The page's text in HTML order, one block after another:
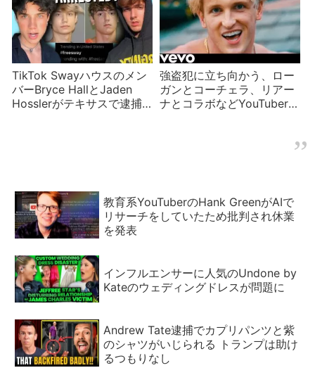
TikTok Swayハウスのメン
バーBryce HallとJaden
Hosslerがテキサスで逮捕
強盗犯に立ち向かう、ロー
ガンとコーチェラ、リアー
ナとコラボなどYouTuberニ
教育系YouTuberのHank GreenがAIで
リサーチをしていたため批判され休業
を発表
インフルエンサーに人気のUndone by
Kateのウェディングドレスが問題に
Andrew Tate逮捕でカプリパンツと紫
のシャツがいじられる トランプは助け
るつもりなし